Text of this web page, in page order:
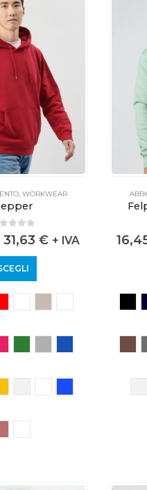
, WORKWEAR
out of 5
31,63 € + IVA